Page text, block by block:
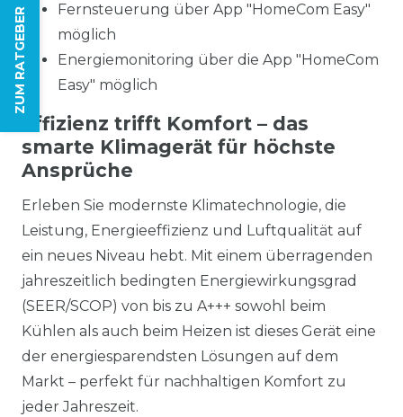
ZUM RATGEBER
Fernsteuerung über App "HomeCom Easy"
möglich
Energiemonitoring über die App "HomeCom
Easy" möglich
Effizienz trifft Komfort – das
smarte Klimagerät für höchste
Ansprüche
Erleben Sie modernste Klimatechnologie, die
Leistung, Energieeffizienz und Luftqualität auf
ein neues Niveau hebt. Mit einem überragenden
jahreszeitlich bedingten Energiewirkungsgrad
(SEER/SCOP) von bis zu A+++ sowohl beim
Kühlen als auch beim Heizen ist dieses Gerät eine
der energiesparendsten Lösungen auf dem
Markt – perfekt für nachhaltigen Komfort zu
jeder Jahreszeit.